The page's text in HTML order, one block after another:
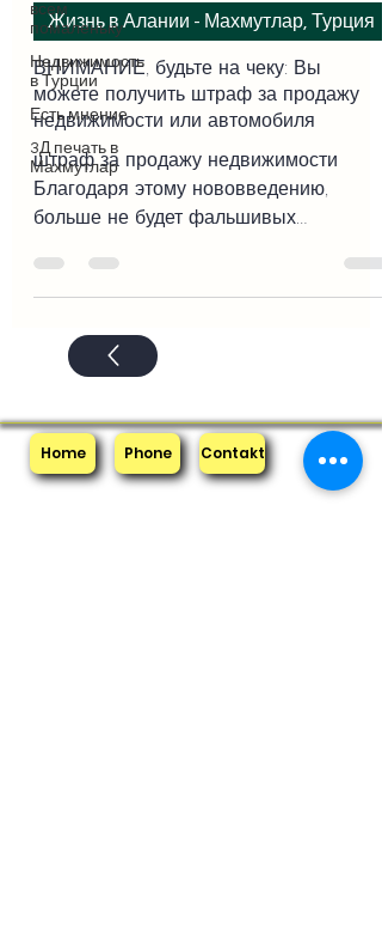
всем
помаленьку
Недвижимость
в Турции
Есть мнение
3Д печать в
Махмутлар
Жизнь в Алании - Махмутлар, Турция
ВНИМАНИЕ, будьте на чеку: Вы
можете получить штраф за продажу
недвижимости или автомобиля
штраф за продажу недвижимости
Благодаря этому нововведению,
больше не будет фальшивых
автомобилях
Home Phone Contakt